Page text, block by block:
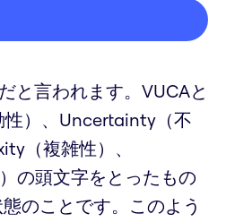
と言われます。VUCAと
）、Uncertainty（不
（複雑性）、
の頭文字をとったもの
のことです。このよう